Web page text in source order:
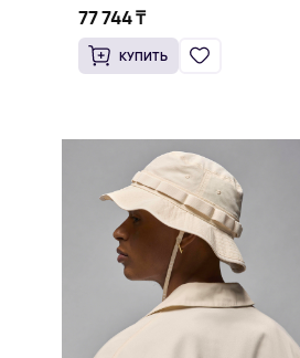
77 744 ₸
КУПИТЬ